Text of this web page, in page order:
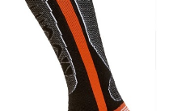
kg)